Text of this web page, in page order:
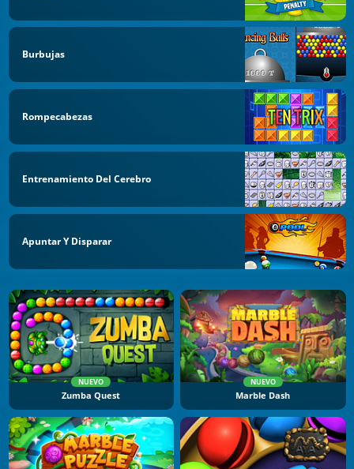
Burbujas
Rompecabezas
Entrenamiento Del Cerebro
Apuntar Y Disparar
NUEVO
Zumba Quest
NUEVO
Marble Dash